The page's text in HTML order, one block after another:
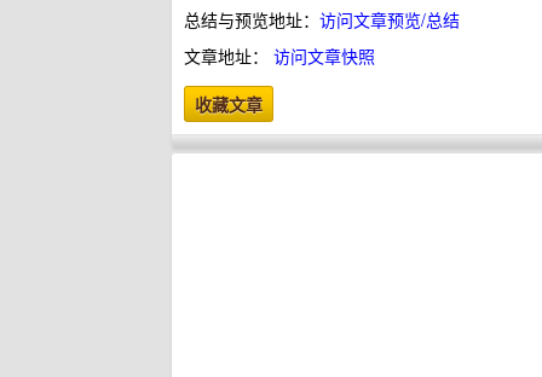
总结与预览地址： 访问文章预览/总结
文章地址： 访问文章快照